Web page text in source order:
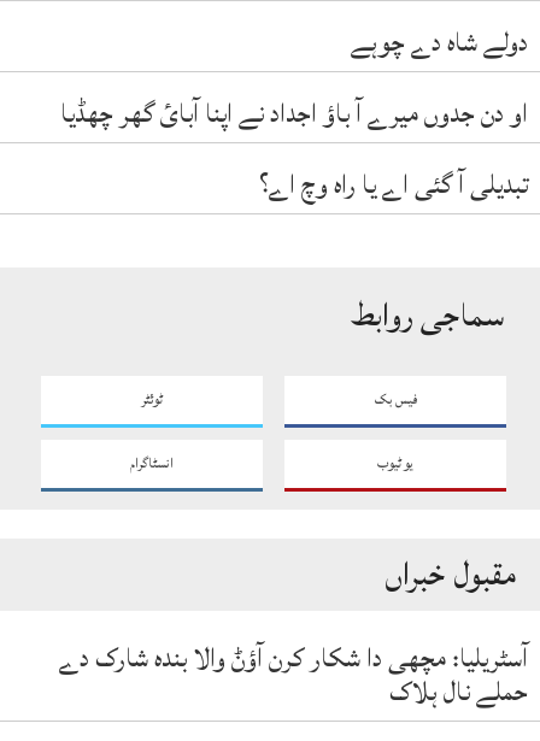
دولے شاہ دے چوہے
او دن جدوں میرے آ باؤ اجداد نے اپنا آبائ گھر چھڈیا
تبدیلی آ گئی اے یا راہ وچ اے؟
سماجی روابط
فیس بک ٹوئٹر
یو ٹیوب انسٹاگرام
مقبول خبراں
آسٹریلیا: مچھی دا شکار کرن آؤݨ والا بندہ شارک دے
حملے نال ہلاک